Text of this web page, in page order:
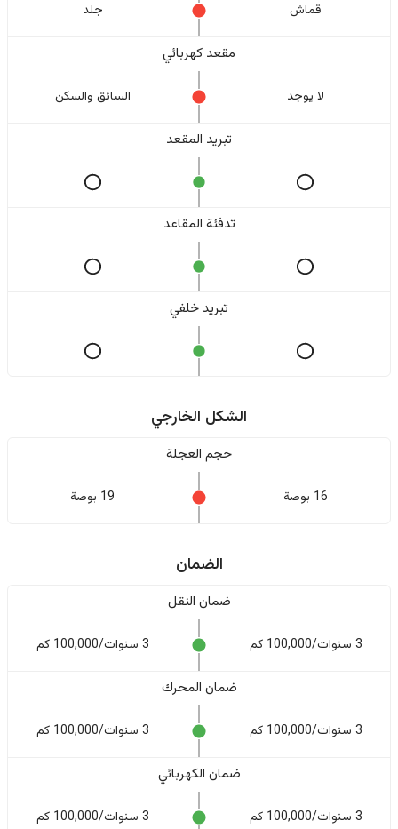
قماش جلد
مقعد كهربائي
لا یوجد السائق والسکن
تبريد المقعد
تدفئة المقاعد
تبريد خلفي
الشكل الخارجي
حجم العجلة
16 بوصة 19 بوصة
الضمان
ضمان النقل
3 سنوات/100,000 كم 3 سنوات/100,000 كم
ضمان المحرك
3 سنوات/100,000 كم 3 سنوات/100,000 كم
ضمان الكهربائي
3 سنوات/100,000 كم 3 سنوات/100,000 كم